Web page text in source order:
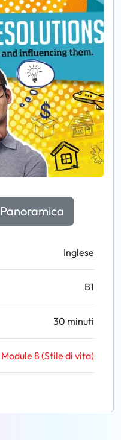
Panoramica
Inglese
B1
30 minuti
8 (Stile di vita)